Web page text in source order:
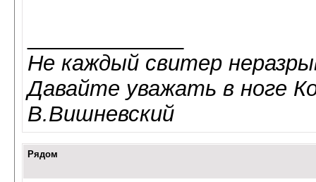
Не каждый свитер
Давайте уважать в ноге
В.Вишневский
Рядом